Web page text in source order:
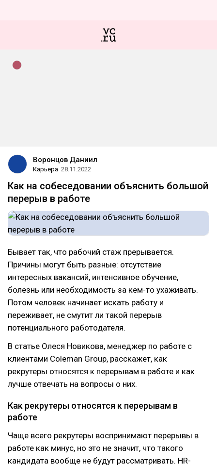
Воронцов Даниил
Карьера 28.11.2022
Как на собеседовании объяснить большой
перерыв в работе
Бывает так, что рабочий стаж прерывается.
Причины могут быть разные: отсутствие
интересных вакансий, интенсивное обучение,
болезнь или необходимость за кем-то ухаживать.
Потом человек начинает искать работу и
переживает, не смутит ли такой перерыв
потенциального работодателя.
В статье Олеся Новикова, менеджер по работе с
клиентами Coleman Group, расскажет, как
рекрутеры относятся к перерывам в работе и как
лучше отвечать на вопросы о них.
Как рекрутеры относятся к перерывам в
работе
Чаще всего рекрутеры воспринимают перерывы в
работе как минус, но это не значит, что такого
кандидата вообще не будут рассматривать. HR-